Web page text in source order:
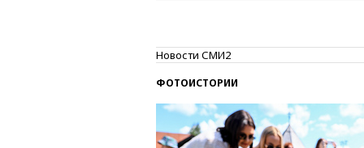
Новости СМИ2
ФОТОИСТОРИИ